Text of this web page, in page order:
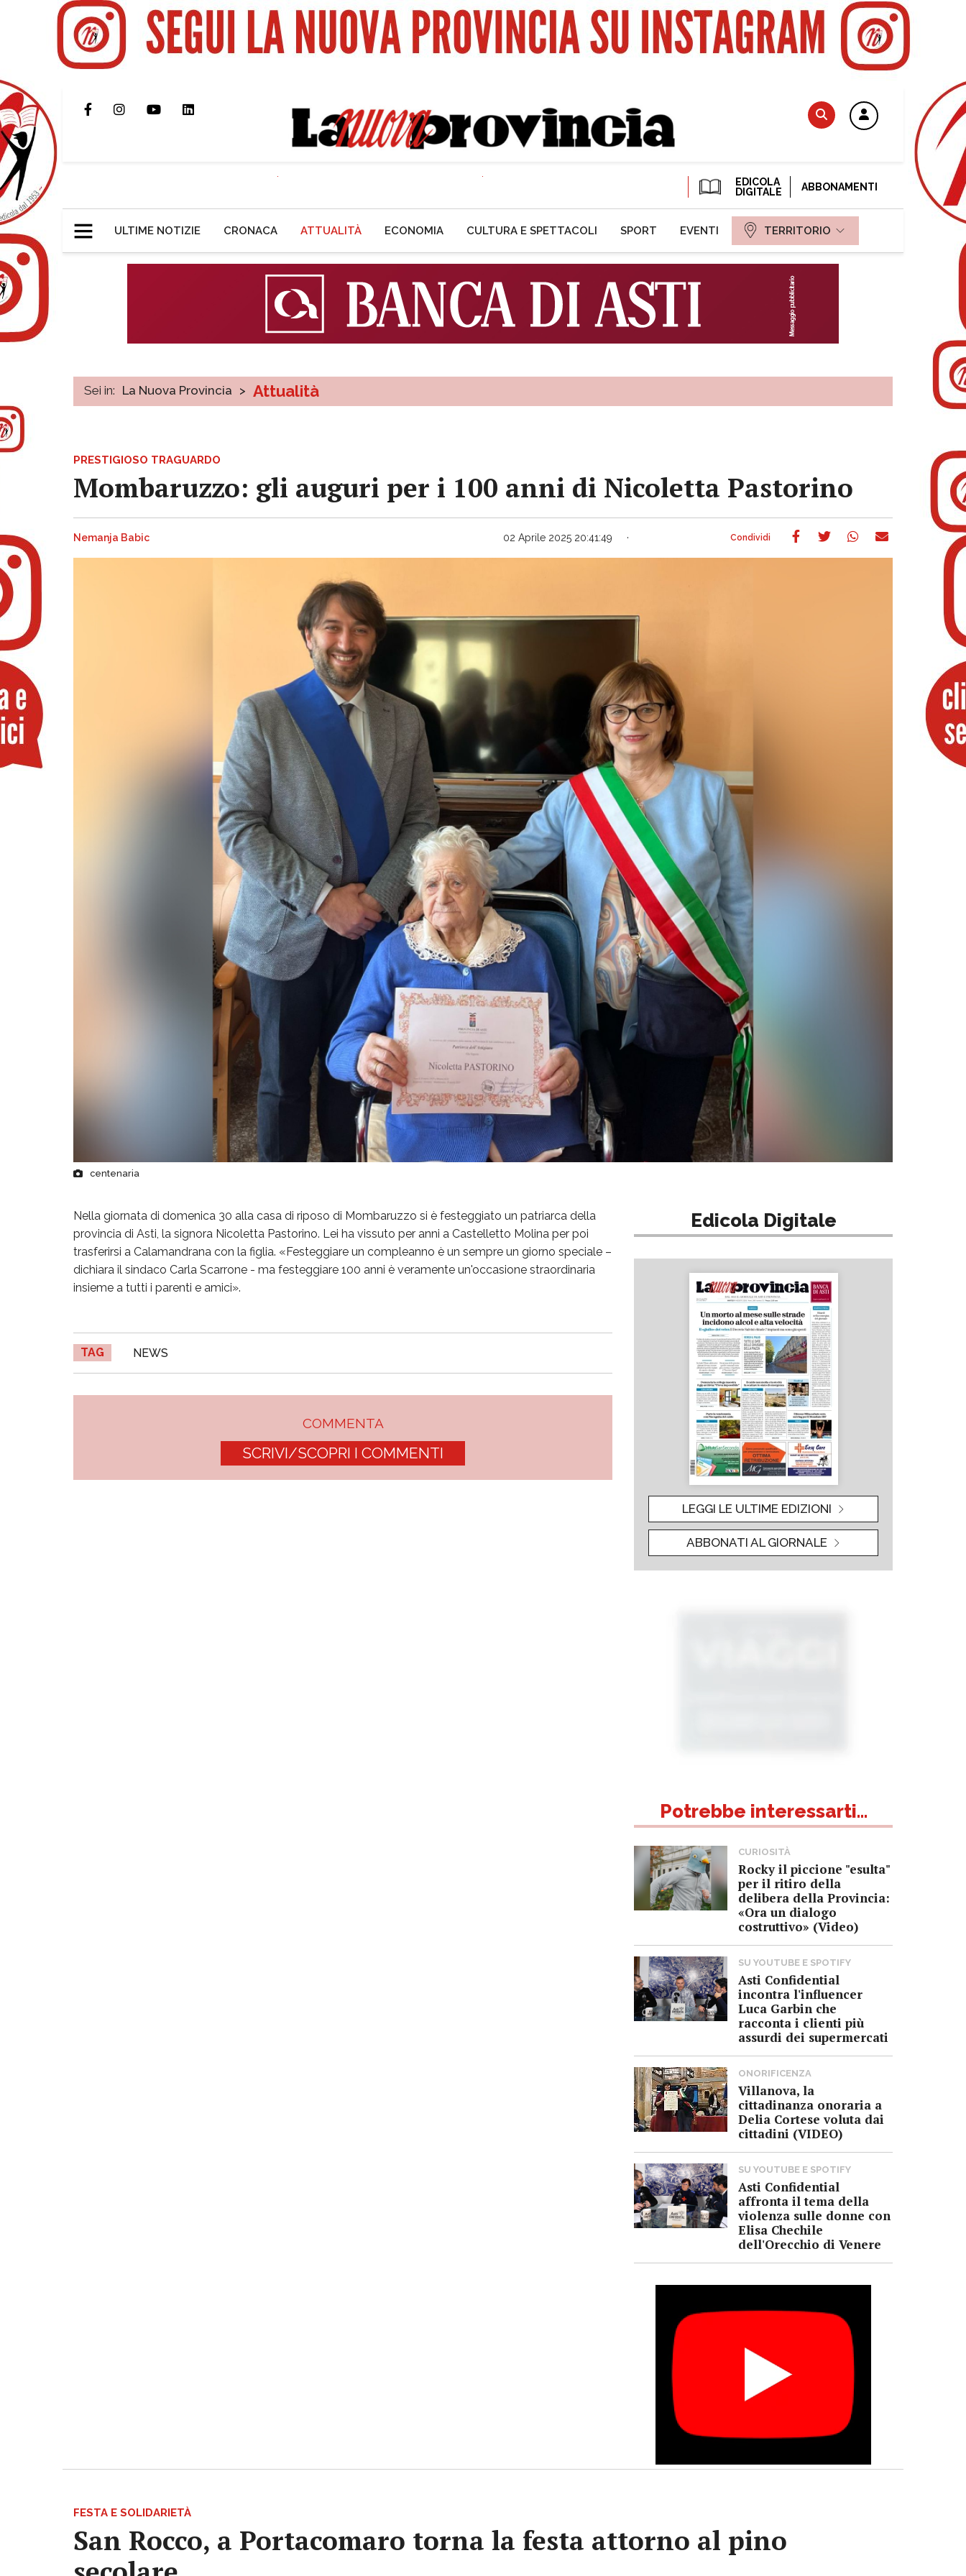
EDICOLA
DIGITALE
ABBONAMENTI
ULTIME NOTIZIE CRONACA ATTUALITÀ ECONOMIA CULTURA E SPETTACOLI SPORT EVENTI TERRITORIO
Sei in: La Nuova Provincia > Attualità
PRESTIGIOSO TRAGUARDO
Mombaruzzo: gli auguri per i 100 anni di Nicoletta Pastorino
Nemanja Babic 02 Aprile 2025 20:41:49
centenaria
Nella giornata di domenica 30 alla casa di riposo di Mombaruzzo si è festeggiato un patriarca della
provincia di Asti, la signora Nicoletta Pastorino. Lei ha vissuto per anni a Castelletto Molina per poi
trasferirsi a Calamandrana con la figlia. «Festeggiare un compleanno è un sempre un giorno speciale –
dichiara il sindaco Carla Scarrone - ma festeggiare 100 anni è veramente un'occasione straordinaria
insieme a tutti i parenti e amici».
TAG NEWS
COMMENTA
SCRIVI/SCOPRI I COMMENTI
Edicola Digitale
LEGGI LE ULTIME EDIZIONI
ABBONATI AL GIORNALE
Potrebbe interessarti...
CURIOSITÀ
Rocky il piccione "esulta"
per il ritiro della
delibera della Provincia:
«Ora un dialogo
costruttivo» (Video)
SU YOUTUBE E SPOTIFY
Asti Confidential
incontra l'influencer
Luca Garbin che
racconta i clienti più
assurdi dei supermercati
ONORIFICENZA
Villanova, la
cittadinanza onoraria a
Delia Cortese voluta dai
cittadini (VIDEO)
SU YOUTUBE E SPOTIFY
Asti Confidential
affronta il tema della
violenza sulle donne con
Elisa Chechile
dell'Orecchio di Venere
FESTA E SOLIDARIETÀ
San Rocco, a Portacomaro torna la festa attorno al pino